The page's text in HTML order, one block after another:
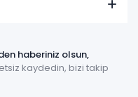
haberiniz olsun,
kaydedin, bizi takip